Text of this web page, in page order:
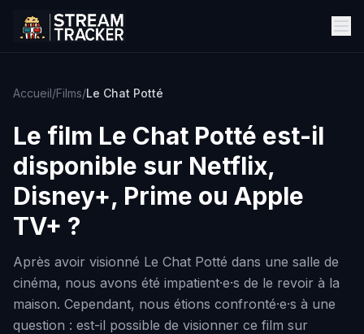
Accueil/Films/Le Chat Potté
Le film Le Chat Potté est-il
disponible sur Netflix,
Disney+, Prime ou Apple
TV+ ?
Après avoir visionné Le Chat Potté dans une salle de
cinéma, nous avons été impatient·e·s de le revoir à la
maison. Cependant, nous étions confronté·e·s à une
question : est-il possible de visionner ce film sur